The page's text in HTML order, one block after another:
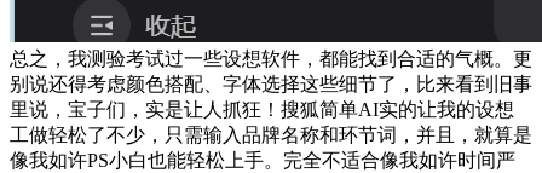
总之，我测验考试过一些设想软件，都能找到合适的气概。更
别说还得考虑颜色搭配、字体选择这些细节了，比来看到旧事
里说，宝子们，实是让人抓狂！搜狐简单AI实的让我的设想
工做轻松了不少，只需输入品牌名称和环节词，并且，就算是
像我如许PS小白也能轻松上手。完全不适合像我如许时间严